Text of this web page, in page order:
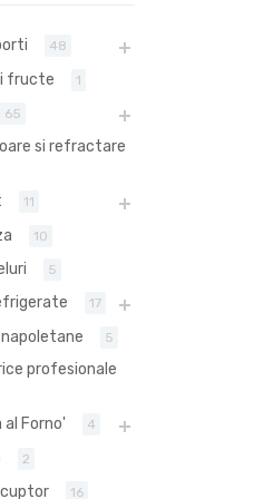
48
fructe 1
65
si refractare
11
10
5
17
5
profesionale
al Forno' 4
2
16